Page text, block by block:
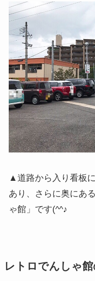
▲道路から入り看板
あり、さらに奥にあ
ゃ館」です(^^♪
レトロでんしゃ